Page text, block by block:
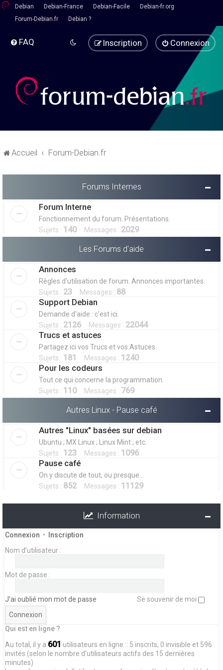
Debian Debian-France Debian-Facile
Debian-fr.org
Forum-Debian.fr
Debian ?
FAQ Connexion
Inscription
Accueil Forum-Debian.fr
Forums Internes
Forum Interne
Fonctionnement du forum. Présentations.
Sujets : 140Messages : 2029
Les Forums d'aide
Annonces
Règles d'utilisation de forum. Annonces importantes.
Sujets : 23 Messages : 88
Support Debian
Demande d'aide : c'est ici.
Sujets : 2126Messages : 22044
Trucs et astuces
Partagez ici vos Trucs et vos Astuces.
Sujets : 181 Messages : 1240
Pour les codeurs
Tout ce qui concerne la programmation.
Sujets : 110Messages : 769
Autres Linux - Pause café
Autres "Linux" basées sur debian
Ubuntu ; MX Linux ; Linux Mint ; etc.
Sujets : 123 Messages : 1096
Pause café
On y discute de tout, ou presque...
Sujets : 852Messages : 11129
Information
Connexion •
Inscription
Nom d’utilisateur :
Mot de passe :
J’ai oublié mon mot de passe Se souvenir de moi
Qui est en ligne ?
Au total, il y a 601 utilisateurs en ligne :: 5 inscrits, 0 invisible et 596
invités (selon le nombre d’utilisateurs actifs des 15 dernières
minutes)